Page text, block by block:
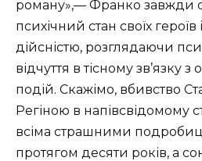
роману»,— Франко завжди
психічний стан своїх
дійсністю, розглядаючи
відчуття в тісному зв’язку
подій. Скажімо, вбивство
Регіною в напівсвідомому
всіма страшними
протягом десяти років, а